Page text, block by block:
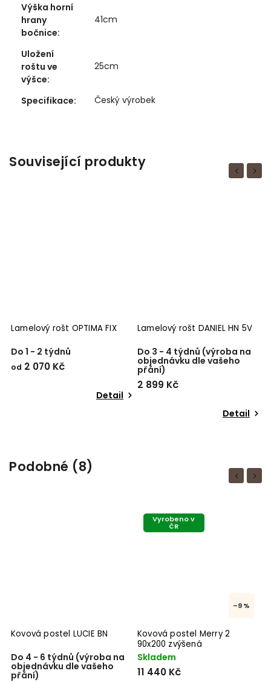
Výška horní
hrany
bočnice:
41cm
Uložení
roštu ve
výšce:
25cm
Specifikace: Český výrobek
Související produkty Previous
Lamelový rošt OPTIMA FIX
Do 1 - 2 týdnů
od 2 070 Kč
Detail
Lamelový rošt DANIEL HN 5V
Do 3 - 4 týdnů (výroba na
objednávku dle vašeho
přání)
2 899 Kč
Detail
Next
Podobné (8) Previous
Kovová postel LUCIE BN
Do 4 - 6 týdnů (výroba na
objednávku dle vašeho
přání)
Vyrobeno v
ČR
–9 %
Kovová postel Merry 2
90x200 zvýšená
Skladem
11 440 Kč
Next